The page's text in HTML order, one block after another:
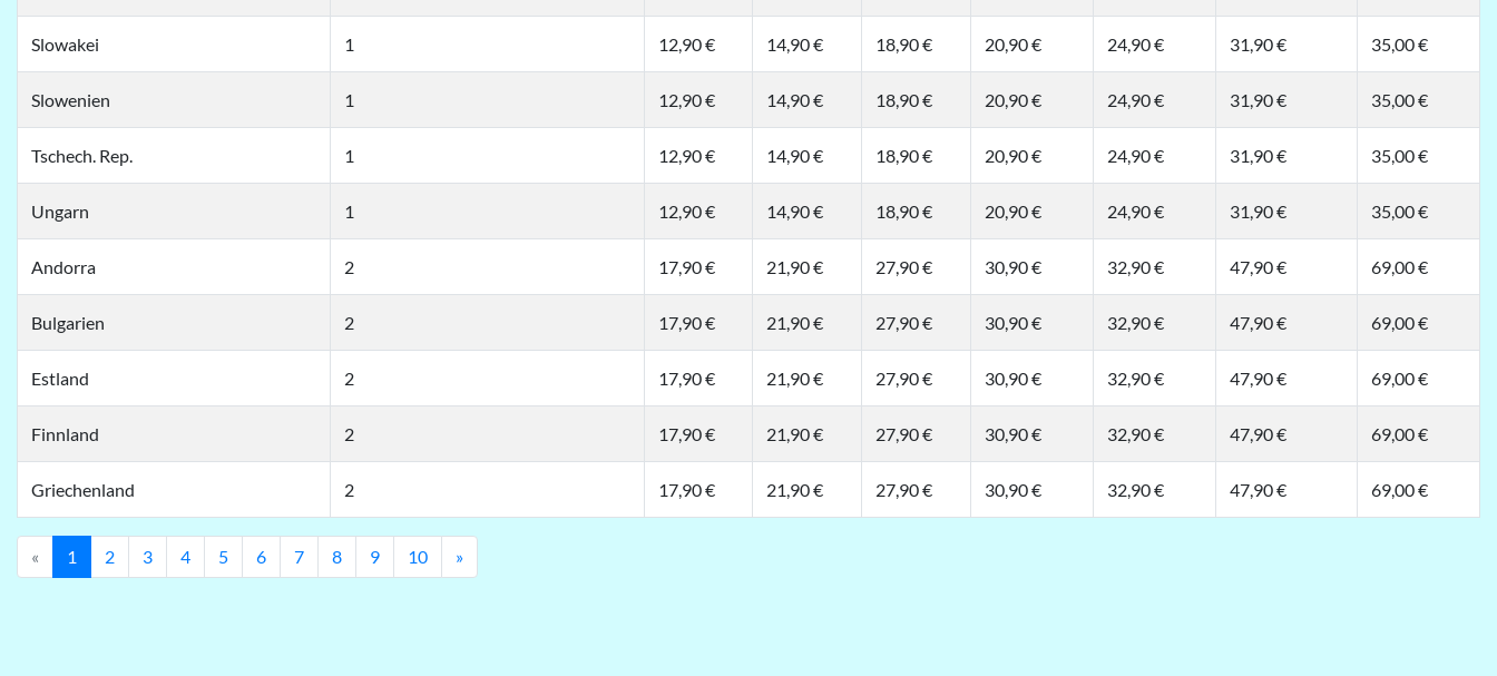
Slowakei 1 12,90 € 14,90 € 18,90 € 20,90 € 24,90 € 31,90 € 35,00 €
Slowenien 1 12,90 € 14,90 € 18,90 € 20,90 € 24,90 € 31,90 € 35,00 €
Tschech. Rep. 1 12,90 € 14,90 € 18,90 € 20,90 € 24,90 € 31,90 € 35,00 €
Ungarn 1 12,90 € 14,90 € 18,90 € 20,90 € 24,90 € 31,90 € 35,00 €
Andorra 2 17,90 € 21,90 € 27,90 € 30,90 € 32,90 € 47,90 € 69,00 €
Bulgarien 2 17,90 € 21,90 € 27,90 € 30,90 € 32,90 € 47,90 € 69,00 €
Estland 2 17,90 € 21,90 € 27,90 € 30,90 € 32,90 € 47,90 € 69,00 €
Finnland 2 17,90 € 21,90 € 27,90 € 30,90 € 32,90 € 47,90 € 69,00 €
Griechenland 2 17,90 € 21,90 € 27,90 € 30,90 € 32,90 € 47,90 € 69,00 €
« Previous
1 2 3 4 5 6 7 8 9 10 »Next